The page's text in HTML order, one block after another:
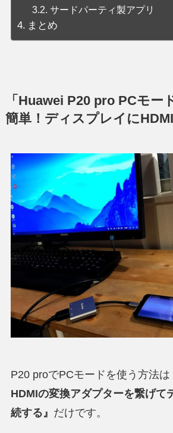
サードパーティ製アプリ
まとめ
「Huawei P20 pro PCモー
簡単！ディスプレイに
P20 proでPCモードを使う方法は
HDMIの変換アダプターを繋げて
続する』 だけです。